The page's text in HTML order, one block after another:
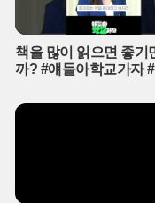
셰프의 인지도와 비비고
장에서도 품귀 현상이 빚
기업들도 신제품 출시를
은 특정 대형 마트 전용
리고 고소한 풍미를 극대
시장에 도전장을 내밀었
는 만큼, 차별화된 맛과
획이다.유통 전문가들은
간편식 시장의 성장을
격이 만 원을 훌쩍 넘는
책을 많이 읽으면 좋기
까? #얘들아학교가자